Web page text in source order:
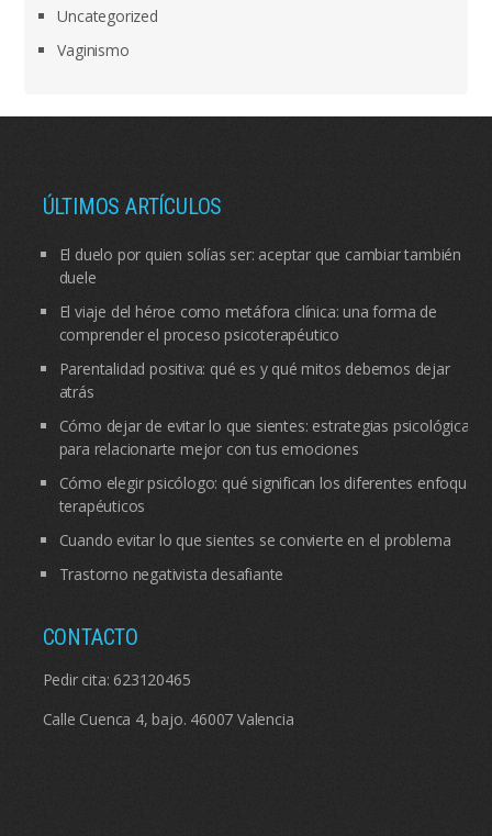
Uncategorized
Vaginismo
ÚLTIMOS ARTÍCULOS
El duelo por quien solías ser: aceptar que cambiar también
duele
El viaje del héroe como metáfora clínica: una forma de
comprender el proceso psicoterapéutico
Parentalidad positiva: qué es y qué mitos debemos dejar
atrás
Cómo dejar de evitar lo que sientes: estrategias psicológicas
para relacionarte mejor con tus emociones
Cómo elegir psicólogo: qué significan los diferentes enfoques
terapéuticos
Cuando evitar lo que sientes se convierte en el problema
Trastorno negativista desafiante
CONTACTO
Pedir cita: 623120465
Calle Cuenca 4, bajo. 46007 Valencia